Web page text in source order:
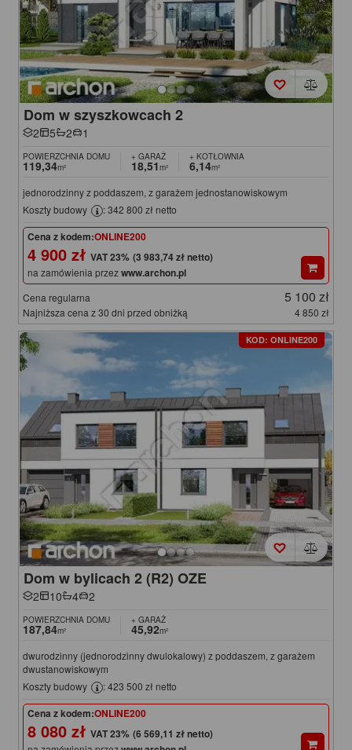
Dom w szyszkowcach 2
2 5 2 1
POWIERZCHNIA DOMU
119,34m²
+ GARAŻ
18,51m²
+ KOTŁOWNIA
6,14m²
jednorodzinny z poddaszem, z garażem jednostanowiskowym
Koszty budowy
: 342 800 zł netto
Cena z kodem:ONLINE200
4 900 zł (3 983,74 zł netto)
na zamówienia przezwww.archon.pl
Cena regularna 5 100 zł
Najniższa cena z 30 dni przed obniżką 4 850 zł
KOD: ONLINE200
Dom w bylicach 2 (R2) OZE
2 10 4 2
POWIERZCHNIA DOMU
187,84m²
+ GARAŻ
45,92m²
dwurodzinny (jednorodzinny dwulokalowy) z poddaszem, z garażem
dwustanowiskowym
Koszty budowy
: 423 500 zł netto
Cena z kodem:ONLINE200
8 080 zł (6 569,11 zł netto)